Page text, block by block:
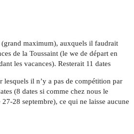
maximum), auxquels il faudrait
de la Toussaint (le we de départ en
les vacances). Resterait 11 dates
lesquels il n’y a pas de compétition par
(8 dates si comme chez nous le
28 septembre), ce qui ne laisse aucune